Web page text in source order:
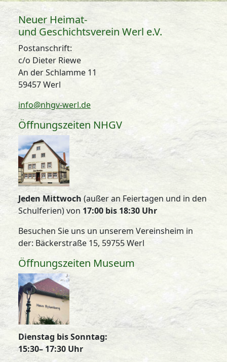
Neuer Heimat-
und Geschichtsverein Werl e.V.
Postanschrift:
c/o Dieter Riewe
An der Schlamme 11
59457 Werl
info@nhgv-werl.de
Öffnungszeiten NHGV
Jeden Mittwoch (außer an Feiertagen und in den
Schulferien) von 17:00 bis 18:30 Uhr
Besuchen Sie uns un unserem Vereinsheim in
der: Bäckerstraße 15, 59755 Werl
Öffnungszeiten Museum
Dienstag bis Sonntag:
15:30– 17:30 Uhr